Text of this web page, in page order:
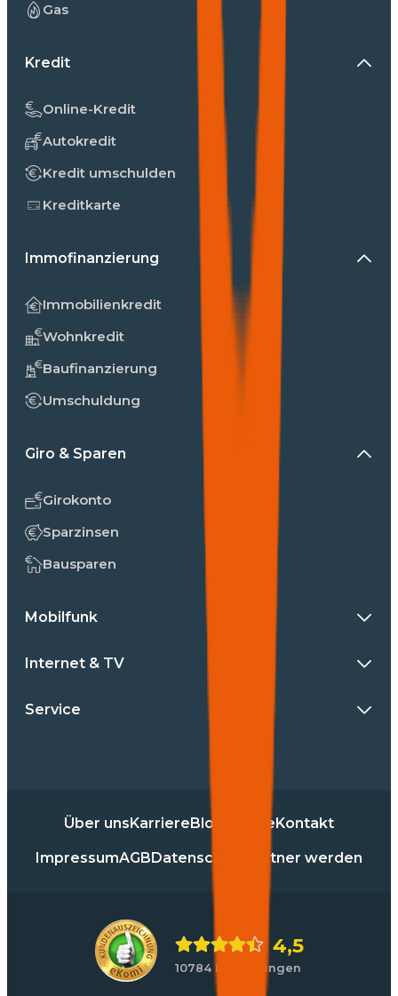
Gas
Kredit
Online-Kredit
Autokredit
Kredit umschulden
Kreditkarte
Immofinanzierung
Immobilienkredit
Wohnkredit
Baufinanzierung
Umschuldung
Giro & Sparen
Girokonto
Sparzinsen
Bausparen
Mobilfunk
Internet & TV
Service
Über unsKarriereBlog PresseKontakt
ImpressumAGBDatenschutz Partner werden
4,5
10784 Bewertungen